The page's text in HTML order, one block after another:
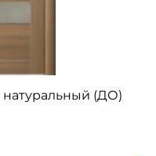
(ДО)